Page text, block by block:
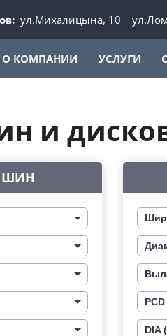
ул.Михалицына, 10
О КОМПАНИИ УСЛУГИ
и
ШИН
PCD
DIA